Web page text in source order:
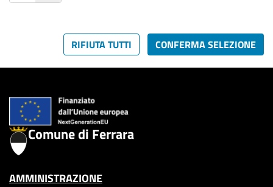
RIFIUTA TUTTI CONFERMA SELEZIONE
Comune di Ferrara
AMMINISTRAZIONE